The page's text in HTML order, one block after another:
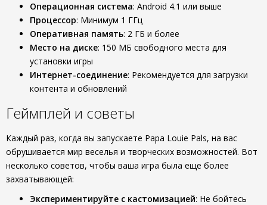
Операционная система: Android 4.1 или выше
Процессор: Минимум 1 ГГц
Оперативная память: 2 ГБ и более
Место на диске: 150 МБ свободного места для
установки игры
Интернет-соединение: Рекомендуется для загрузки
контента и обновлений
Геймплей и советы
Каждый раз, когда вы запускаете Papa Louie Pals, на вас
обрушивается мир веселья и творческих возможностей. Вот
несколько советов, чтобы ваша игра была еще более
захватывающей:
Экспериментируйте с кастомизацией: Не бойтесь